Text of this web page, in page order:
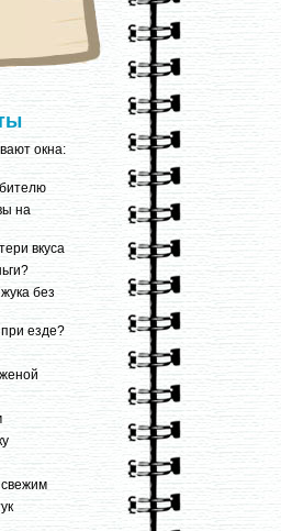
окна:
на
вкуса
без
езде?